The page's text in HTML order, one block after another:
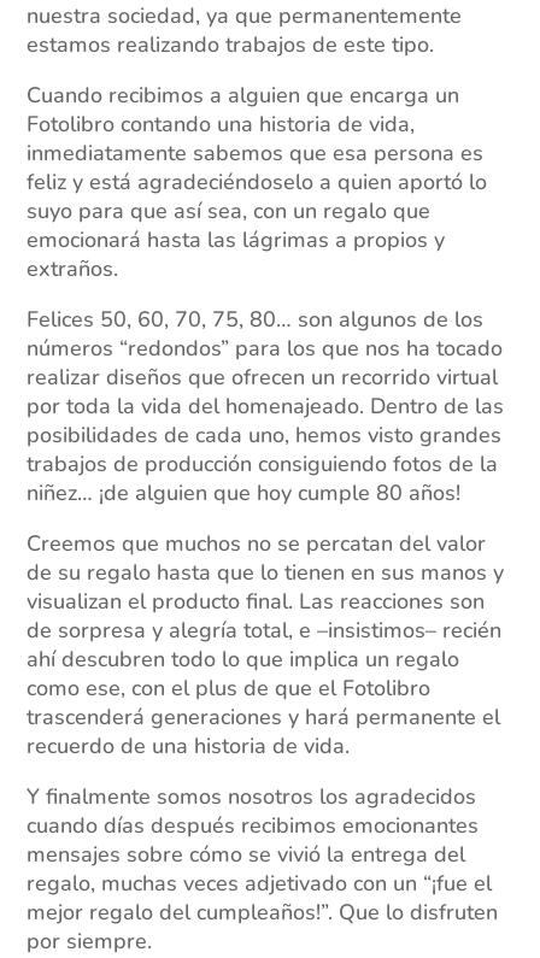
nuestra sociedad, ya que permanentemente
estamos realizando trabajos de este tipo.
Cuando recibimos a alguien que encarga un
Fotolibro contando una historia de vida,
inmediatamente sabemos que esa persona es
feliz y está agradeciéndoselo a quien aportó lo
suyo para que así sea, con un regalo que
emocionará hasta las lágrimas a propios y
extraños.
Felices 50, 60, 70, 75, 80… son algunos de los
números “redondos” para los que nos ha tocado
realizar diseños que ofrecen un recorrido virtual
por toda la vida del homenajeado. Dentro de las
posibilidades de cada uno, hemos visto grandes
trabajos de producción consiguiendo fotos de la
niñez… ¡de alguien que hoy cumple 80 años!
Creemos que muchos no se percatan del valor
de su regalo hasta que lo tienen en sus manos y
visualizan el producto final. Las reacciones son
de sorpresa y alegría total, e –insistimos– recién
ahí descubren todo lo que implica un regalo
como ese, con el plus de que el Fotolibro
trascenderá generaciones y hará permanente el
recuerdo de una historia de vida.
Y finalmente somos nosotros los agradecidos
cuando días después recibimos emocionantes
mensajes sobre cómo se vivió la entrega del
regalo, muchas veces adjetivado con un “¡fue el
mejor regalo del cumpleaños!”. Que lo disfruten
por siempre.